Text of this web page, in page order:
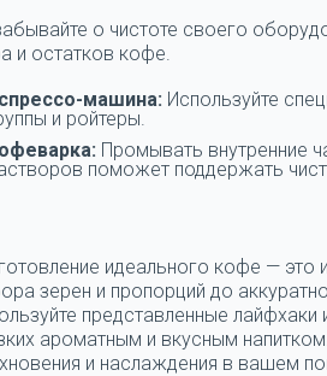
о чистоте своего
и остатков кофе.
машина: Используйте
и ройтеры.
Промывать внутренние
поможет поддержать
идеального кофе —
зерен и пропорций до
представленные
ароматным и вкусным
и наслаждения в вашем